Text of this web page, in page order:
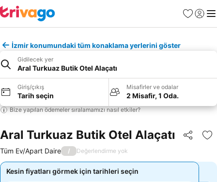
Favoriler
Giriş
İzmir konumundaki tüm konaklama yerlerini göster
Gidilecek yer
Aral Turkuaz Butik Otel Alaçatı
Giriş/çıkış
Tarih seçin
Misafirler ve odalar
2 Misafir, 1 Oda.
Bize yapılan ödemeler sıralamamızı nasıl etkiler?
Aral Turkuaz Butik Otel Alaçatı Paylaş
Tüm Ev/Apart Daire / Değerlendirme yok
Kesin fiyatları görmek için tarihleri seçin
Kesin fiyatları görmek için tarihleri seçin